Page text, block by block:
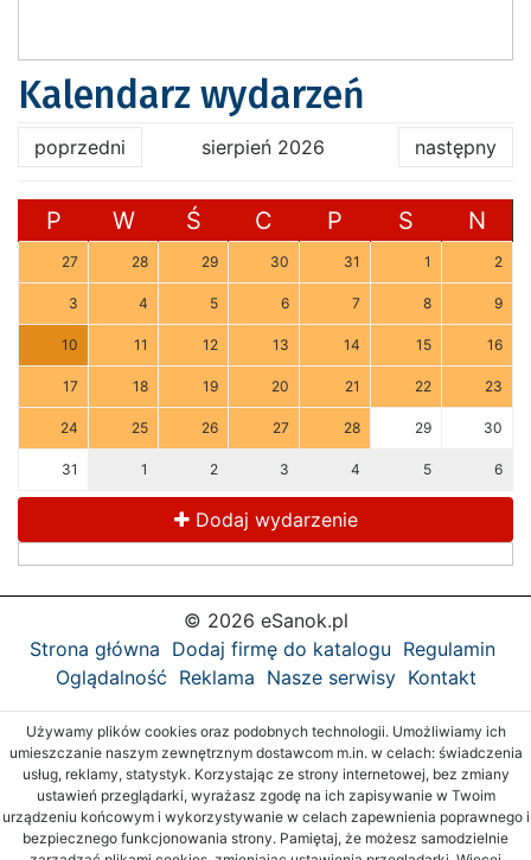
Kalendarz wydarzeń
poprzedni sierpień 2026 następny
P W Ś C P S N
27 28 29 30 31 1 2
3 4 5 6 7 8 9
10 11 12 13 14 15 16
17 18 19 20 21 22 23
24 25 26 27 28 29 30
31 1 2 3 4 5 6
Dodaj wydarzenie
© 2026 eSanok.pl
Strona główna Dodaj firmę do katalogu Regulamin
Oglądalność Reklama Nasze serwisy Kontakt
Używamy plików cookies oraz podobnych technologii. Umożliwiamy ich
umieszczanie naszym zewnętrznym dostawcom m.in. w celach: świadczenia
usług, reklamy, statystyk. Korzystając ze strony internetowej, bez zmiany
ustawień przeglądarki, wyrażasz zgodę na ich zapisywanie w Twoim
urządzeniu końcowym i wykorzystywanie w celach zapewnienia poprawnego i
bezpiecznego funkcjonowania strony. Pamiętaj, że możesz samodzielnie